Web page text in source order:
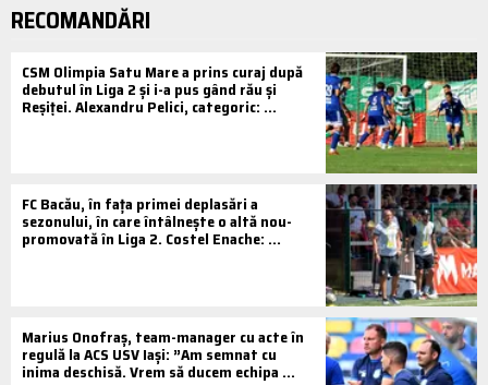
RECOMANDĂRI
CSM Olimpia Satu Mare a prins curaj după
debutul în Liga 2 și i-a pus gând rău și
Reșiței. Alexandru Pelici, categoric: ...
FC Bacău, în fața primei deplasări a
sezonului, în care întâlnește o altă nou-
promovată în Liga 2. Costel Enache: ...
Marius Onofraș, team-manager cu acte în
regulă la ACS USV Iași: ”Am semnat cu
inima deschisă. Vrem să ducem echipa ...